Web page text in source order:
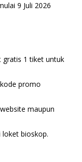
9 Juli 2026
gratis 1 tiket untuk
promo
maupun
bioskop.